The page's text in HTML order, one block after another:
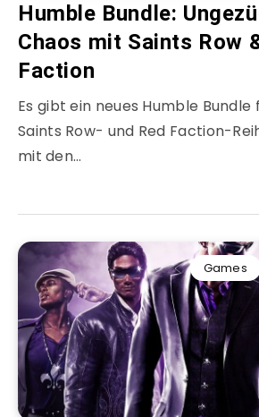
Humble Bundle:
Chaos mit Saints Row
Faction
Es gibt ein neues Humble Bundle
Saints Row- und Red Faction-
mit den…
Games